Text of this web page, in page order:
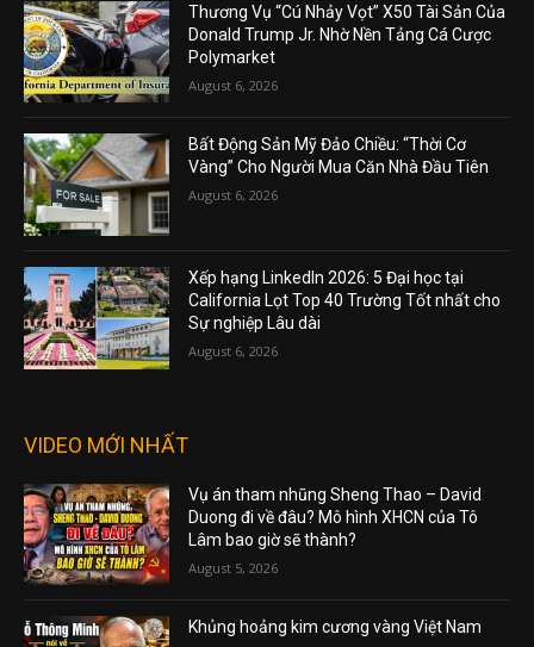
Thương Vụ “Cú Nhảy Vọt” X50 Tài Sản Của
Donald Trump Jr. Nhờ Nền Tảng Cá Cược
Polymarket
August 6, 2026
Bất Động Sản Mỹ Đảo Chiều: “Thời Cơ
Vàng” Cho Người Mua Căn Nhà Đầu Tiên
August 6, 2026
Xếp hạng LinkedIn 2026: 5 Đại học tại
California Lọt Top 40 Trường Tốt nhất cho
Sự nghiệp Lâu dài
August 6, 2026
VIDEO MỚI NHẤT
Vụ án tham nhũng Sheng Thao – David
Duong đi về đâu? Mô hình XHCN của Tô
Lâm bao giờ sẽ thành?
August 5, 2026
Khủng hoảng kim cương vàng Việt Nam